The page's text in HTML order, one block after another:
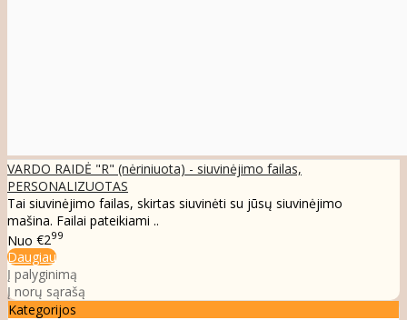
VARDO RAIDĖ "R" (nėriniuota) - siuvinėjimo failas,
PERSONALIZUOTAS
Tai siuvinėjimo failas, skirtas siuvinėti su jūsų siuvinėjimo
mašina. Failai pateikiami ..
Nuo €299
Daugiau
Į palyginimą
Į norų sąrašą
Kategorijos